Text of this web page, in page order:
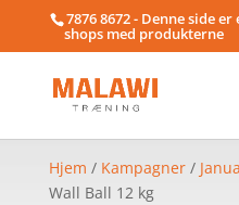
7876 8672 - Denne side
shops med produkterne
Hjem / Kampagner/
Wall Ball 12 kg